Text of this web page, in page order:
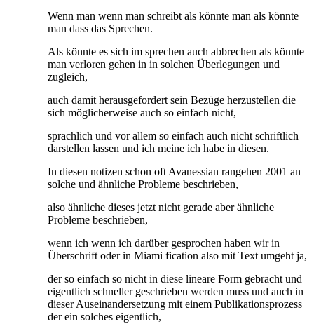
Wenn man wenn man schreibt als könnte man als könnte
man dass das Sprechen.
Als könnte es sich im sprechen auch abbrechen als könnte
man verloren gehen in in solchen Überlegungen und
zugleich,
auch damit herausgefordert sein Bezüge herzustellen die
sich möglicherweise auch so einfach nicht,
sprachlich und vor allem so einfach auch nicht schriftlich
darstellen lassen und ich meine ich habe in diesen.
In diesen notizen schon oft Avanessian rangehen 2001 an
solche und ähnliche Probleme beschrieben,
also ähnliche dieses jetzt nicht gerade aber ähnliche
Probleme beschrieben,
wenn ich wenn ich darüber gesprochen haben wir in
Überschrift oder in Miami fication also mit Text umgeht ja,
der so einfach so nicht in diese lineare Form gebracht und
eigentlich schneller geschrieben werden muss und auch in
dieser Auseinandersetzung mit einem Publikationsprozess
der ein solches eigentlich,